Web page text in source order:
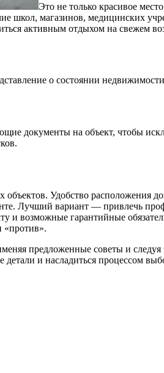
Это не только красивое
школ, магазинов, медицинских
активным отдыхом на свежем
о состоянии
документы на объект, чтобы
Удобство расположения
Лучший вариант — привлечь
и возможные гарантийные
«против».
предложенные советы и
и насладиться процессом